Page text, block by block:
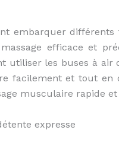
embarquer différents
efficace et
utiliser les buses à
facilement et tout en
musculaire rapide et
expresse